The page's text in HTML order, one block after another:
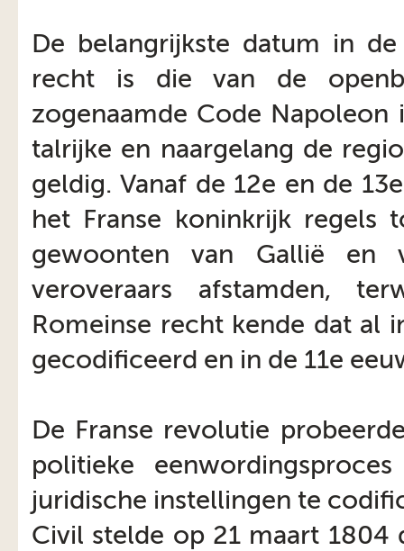
De belangrijkste datum in
recht is die van de
zogenaamde Code
talrijke en naargelang de
geldig. Vanaf de 12e en de
het Franse koninkrijk regels
gewoonten van Gallië en
veroveraars afstamden,
Romeinse recht kende dat al
gecodificeerd en in de 11e
De Franse revolutie
politieke
juridische instellingen te
Civil stelde op 21 maart 1804